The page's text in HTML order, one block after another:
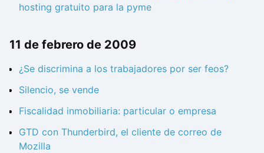
hosting gratuito para la pyme
11 de febrero de 2009
¿Se discrimina a los trabajadores por ser feos?
Silencio, se vende
Fiscalidad inmobiliaria: particular o empresa
GTD con Thunderbird, el cliente de correo de
Mozilla